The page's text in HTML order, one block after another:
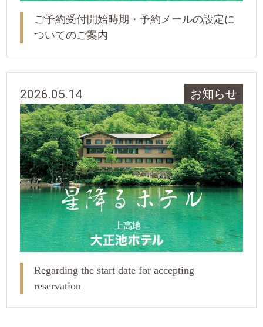
ご予約受付開始時期・予約メールの設定に
ついてのご案内
2026.05.14 お知らせ
Regarding the start date for accepting
reservation